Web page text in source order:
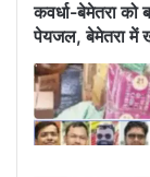
कवर्धा-बेमेतरा
पेयजल, बेमेतरा में